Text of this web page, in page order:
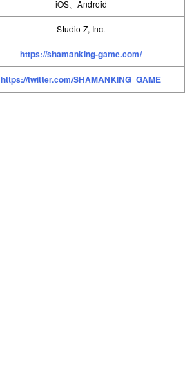
iOS、Android
Studio Z, Inc.
https://shamanking-game.com/
https://twitter.com/SHAMANKING_GAME